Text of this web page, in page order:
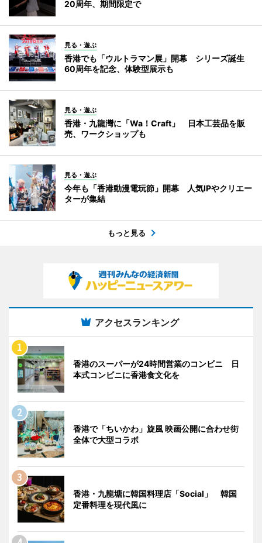
20周年、期間限定で
見る・遊ぶ
香港でも「ウルトラマン展」開幕 シリーズ誕生
60周年を記念、体験型展示も
見る・遊ぶ
香港・九龍灣に「Wa！Craft」 日本工芸品を販
売、ワークショップも
見る・遊ぶ
今年も「香港動漫電玩節」開幕 人気IPやクリエー
ターが集結
もっと見る
アクセスランキング
香港のスーパーが24時間営業のコンビニ 日
本式コンビニに香港食文化を
香港で「ちいかわ」旋風 映画公開に合わせ街
全体で大型コラボ
香港・九龍塘に韓国料理店「Social」 韓国
定番料理を現代風に